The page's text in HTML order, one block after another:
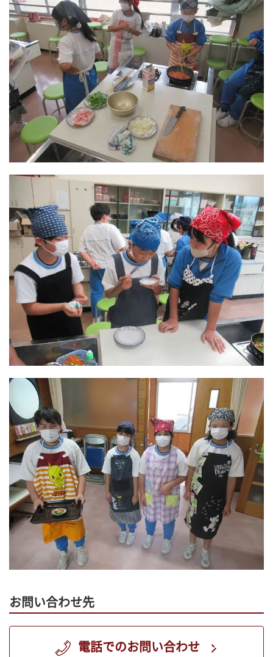
お問い合わせ先
電話でのお問い合わせ